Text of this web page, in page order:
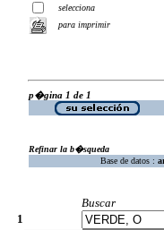
selecciona
para imprimir
p�gina 1 de 1
Refinar la b�squeda
Base de datos :
Buscar
1